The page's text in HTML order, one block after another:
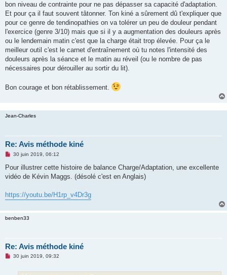
bon niveau de contrainte pour ne pas dépasser sa capacité d'adaptation.
Et pour ça il faut souvent tâtonner. Ton kiné a sûrement dû t'expliquer que
pour ce genre de tendinopathies on va tolérer un peu de douleur pendant
l'exercice (genre 3/10) mais que si il y a augmentation des douleurs après
ou le lendemain matin c'est que la charge était trop élevée. Pour ça le
meilleur outil c'est le carnet d'entraînement où tu notes l'intensité des
douleurs après la séance et le matin au réveil (ou le nombre de pas
nécessaires pour dérouiller au sortir du lit).
Bon courage et bon rétablissement.
Jean-Charles
Re: Avis méthode kiné
M
s
a
n
u
30 juin 2019, 06:12
Pour illustrer cette histoire de balance Charge/Adaptation, une excellente
vidéo de Kévin Maggs. (désolé c'est en Anglais)
https://youtu.be/H1rp_v4Dr3g
benben33
Re: Avis méthode kiné
M30 juin 2019, 09:32